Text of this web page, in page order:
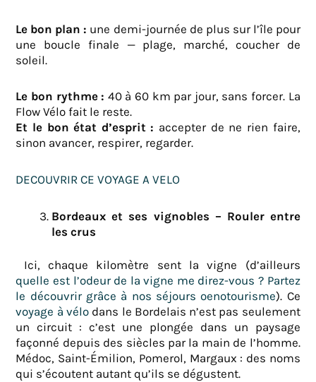
Le bon plan : une demi-journée de plus sur l’île pour
une boucle finale — plage, marché, coucher de
soleil.
Le bon rythme : 40 à 60 km par jour, sans forcer. La
Flow Vélo fait le reste.
Et le bon état d’esprit : accepter de ne rien faire,
sinon avancer, respirer, regarder.
DECOUVRIR CE VOYAGE A VELO
Bordeaux et ses vignobles – Rouler entre
les crus
Ici, chaque kilomètre sent la vigne (d’ailleurs
quelle est l’odeur de la vigne me direz-vous ? Partez
le découvrir grâce à nos séjours oenotourisme). Ce
voyage à vélodans le Bordelais n’est pas seulement
un circuit : c’est une plongée dans un paysage
façonné depuis des siècles par la main de l’homme.
Médoc, Saint-Émilion, Pomerol, Margaux : des noms
qui s’écoutent autant qu’ils se dégustent.